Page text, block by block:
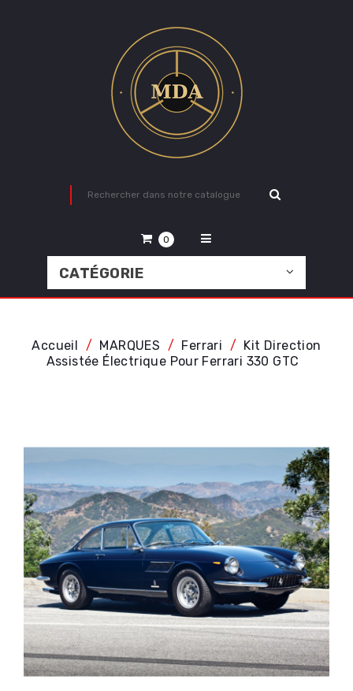
0
CATÉGORIE
Accueil MARQUES Ferrari
Kit Direction
Assistée Électrique Pour Ferrari 330 GTC